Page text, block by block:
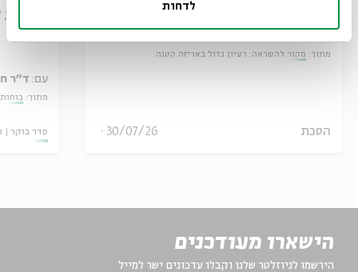
לדחות
פרק 509 – פרשת עקב: וּבְאַהֲרֹן
הִתְאַנַּף
מתוך: מקור להשראה: רעיון גדול באריזה קטנה
הסכת 30/07/26
עם: ד"ר
מתוך:
סדר בוקר
הישארו מעודכנים
הירשמו לניוזלטר שלנו וקבלו עדכונים ישר למייל